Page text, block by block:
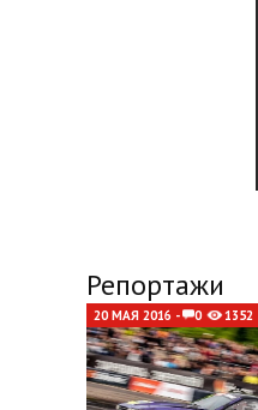
Репортажи
20 МАЯ 2016 - 0 1352